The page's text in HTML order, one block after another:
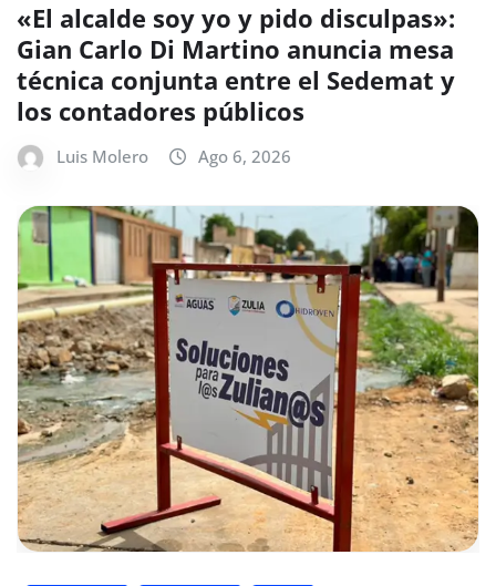
«El alcalde soy yo y pido disculpas»:
Gian Carlo Di Martino anuncia mesa
técnica conjunta entre el Sedemat y
los contadores públicos
Luis Molero Ago 6, 2026